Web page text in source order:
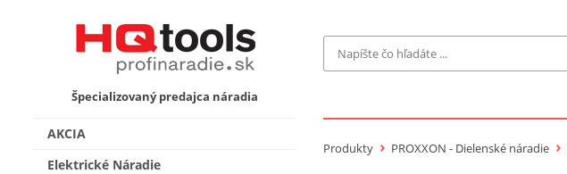
Špecializovaný predajca náradia
Bosch Profi
AKCIA
Elektrické Náradie
Produkty PROXXON - Dielenské náradie